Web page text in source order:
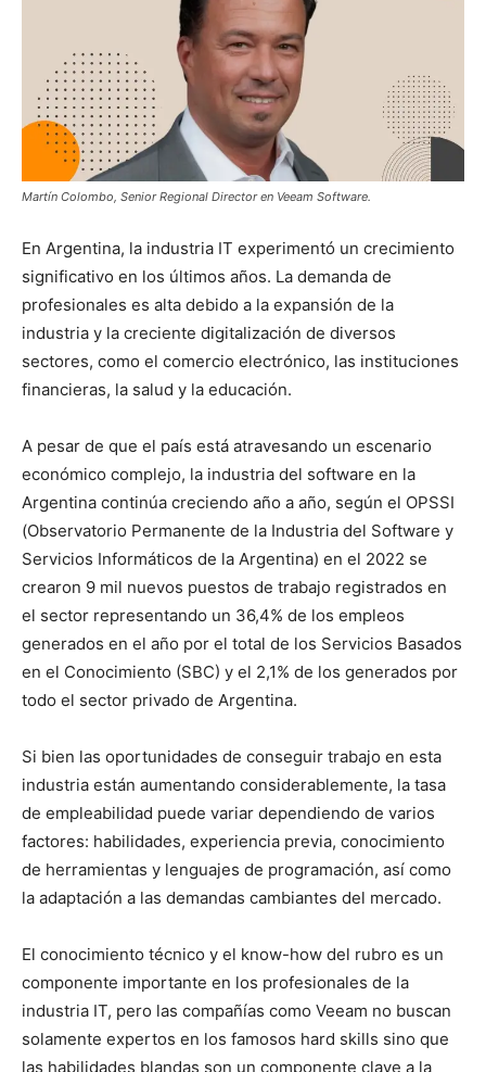
Martín Colombo, Senior Regional Director en Veeam Software.
En Argentina, la industria IT experimentó un crecimiento
significativo en los últimos años. La demanda de
profesionales es alta debido a la expansión de la
industria y la creciente digitalización de diversos
sectores, como el comercio electrónico, las instituciones
financieras, la salud y la educación.
A pesar de que el país está atravesando un escenario
económico complejo, la industria del software en la
Argentina continúa creciendo año a año, según el OPSSI
(Observatorio Permanente de la Industria del Software y
Servicios Informáticos de la Argentina) en el 2022 se
crearon 9 mil nuevos puestos de trabajo registrados en
el sector representando un 36,4% de los empleos
generados en el año por el total de los Servicios Basados
en el Conocimiento (SBC) y el 2,1% de los generados por
todo el sector privado de Argentina.
Si bien las oportunidades de conseguir trabajo en esta
industria están aumentando considerablemente, la tasa
de empleabilidad puede variar dependiendo de varios
factores: habilidades, experiencia previa, conocimiento
de herramientas y lenguajes de programación, así como
la adaptación a las demandas cambiantes del mercado.
El conocimiento técnico y el know-how del rubro es un
componente importante en los profesionales de la
industria IT, pero las compañías como Veeam no buscan
solamente expertos en los famosos hard skills sino que
las habilidades blandas son un componente clave a la